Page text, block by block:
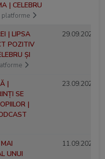
| CELEBRU
platforme
| LIPSA
POZITIV
ȘI
29.09.2025
|
SE
|
23.09.2025
UNUI
11.09.2025